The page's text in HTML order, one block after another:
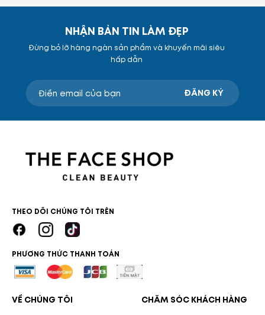
NHẬN BẢN TIN LÀM ĐẸP
Đừng bỏ lỡ hàng ngàn sản phẩm và khuyến mãi siêu
hấp dẫn
ĐĂNG KÝ
THEO DÕI CHÚNG TÔI TRÊN
PHƯƠNG THỨC THANH TOÁN
VỀ CHÚNG TÔI
CHĂM SÓC KHÁCH HÀNG